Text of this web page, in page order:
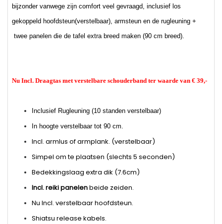
bijzonder vanwege zijn comfort veel gevraagd, inclusief los
gekoppeld hoofdsteun(verstelbaar), armsteun en de rugleuning +
twee panelen die de tafel extra breed maken (90 cm breed).
Nu Incl. Draagtas met verstelbare schouderband ter waarde van € 39,-
Inclusief Rugleuning (10 standen verstelbaar)
In hoogte verstelbaar tot 90 cm.
Incl. armlus of armplank. (verstelbaar)
Simpel om te plaatsen (slechts 5 seconden)
Bedekkingslaag extra dik (7.6cm)
Incl. reiki panelenbeide zeiden.
Nu Incl. verstelbaar hoofdsteun.
Shiatsu release kabels.